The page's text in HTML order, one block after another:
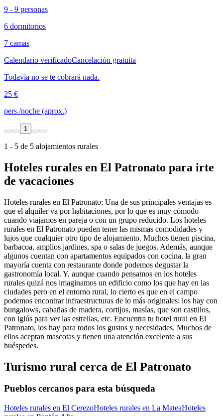
9 - 9 personas
6 dormitorios
7 camas
Calendario verificadoCancelación gratuita
Todavía no se te cobrará nada.
25 €
pers./noche (aprox.)
1
1 - 5 de 5 alojamientos rurales
Hoteles rurales en El Patronato para irte
de vacaciones
Hoteles rurales en El Patronato: Una de sus principales ventajas es
que el alquiler va por habitaciones, por lo que es muy cómodo
cuando viajamos en pareja o con un grupo reducido. Los hoteles
rurales en El Patronato pueden tener las mismas comodidades y
lujos que cualquier otro tipo de alojamiento. Muchos tienen piscina,
barbacoa, amplios jardines, spa o salas de juegos. Además, aunque
algunos cuentan con apartamentos equipados con cocina, la gran
mayoría cuenta con restaurante donde podemos degustar la
gastronomía local. Y, aunque cuando pensamos en los hoteles
rurales quizá nos imaginamos un edificio como los que hay en las
ciudades pero en el entorno rural, lo cierto es que en el campo
podemos encontrar infraestructuras de lo más originales: los hay con
bungalows, cabañas de madera, cortijos, masías, que son castillos,
con iglús para ver las estrellas, etc. Encuentra tu hotel rural en El
Patronato, los hay para todos los gustos y necesidades. Muchos de
ellos aceptan mascotas y tienen una atención excelente a sus
huéspedes.
Turismo rural cerca de El Patronato
Pueblos cercanos para esta búsqueda
Hoteles rurales en El CerezoHoteles rurales en La MateaHoteles